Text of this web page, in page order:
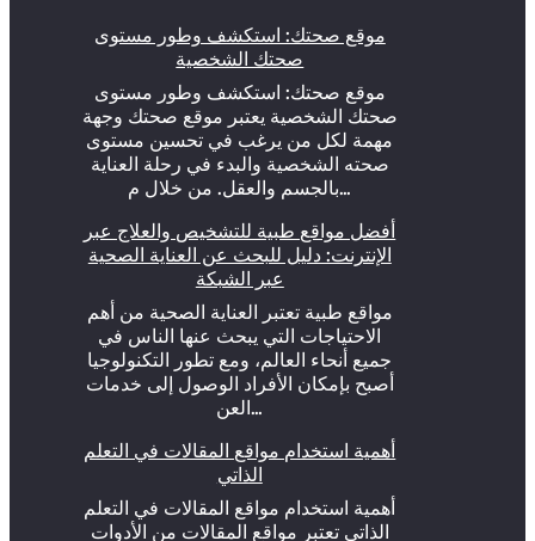
موقع صحتك: استكشف وطور مستوى
صحتك الشخصية
موقع صحتك: استكشف وطور مستوى
صحتك الشخصية يعتبر موقع صحتك وجهة
مهمة لكل من يرغب في تحسين مستوى
صحته الشخصية والبدء في رحلة العناية
بالجسم والعقل. من خلال م…
أفضل مواقع طبية للتشخيص والعلاج عبر
الإنترنت: دليل للبحث عن العناية الصحية
عبر الشبكة
مواقع طبية تعتبر العناية الصحية من أهم
الاحتياجات التي يبحث عنها الناس في
جميع أنحاء العالم، ومع تطور التكنولوجيا
أصبح بإمكان الأفراد الوصول إلى خدمات
العن…
أهمية استخدام مواقع المقالات في التعلم
الذاتي
أهمية استخدام مواقع المقالات في التعلم
الذاتي تعتبر مواقع المقالات من الأدوات